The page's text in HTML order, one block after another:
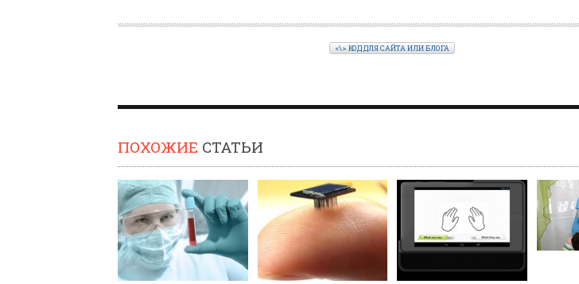
<\> КОД ДЛЯ САЙТА ИЛИ БЛОГА
ПОХОЖИЕ СТАТЬИ